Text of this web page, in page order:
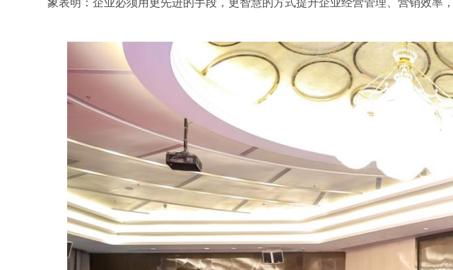
象表明：企业必须用更先进的手段，更智慧的方式提升企业经营管理、营销效率